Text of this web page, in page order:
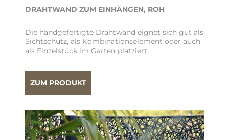
DRAHTWAND ZUM EINHÄNGEN, ROH
Die handgefertigte Drahtwand eignet sich gut als
Sichtschutz, als Kombinationselement oder auch
als Einzelstück im Garten platziert.
ZUM PRODUKT